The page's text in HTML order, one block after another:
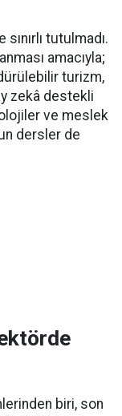
tutulmadı.
amacıyla;
turizm,
zekâ destekli
ve meslek
dersler de
biri, son